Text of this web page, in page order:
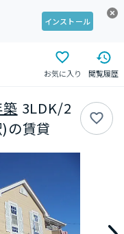
インストール
お気に入り 閲覧履歴
3LDK/2
の賃貸